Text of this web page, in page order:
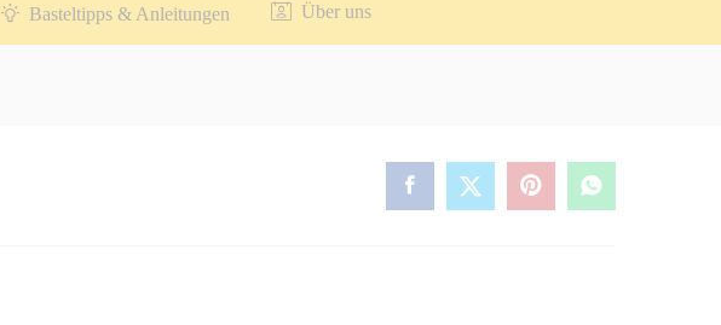
Basteltipps & Anleitungen Über uns